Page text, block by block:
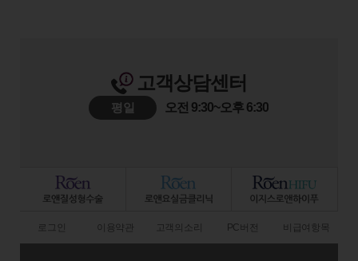
고객상담센터
평일 오전 9:30~오후 6:30
로그인 이용약관 고객의소리 PC버전 비급여항목